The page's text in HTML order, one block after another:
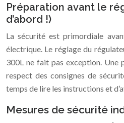
Préparation avant le
d’abord !)
La sécurité est primordiale
électrique. Le réglage du
300L ne fait pas exception. Une
respect des consignes de
temps de lire les instructions et
Mesures de sécurité